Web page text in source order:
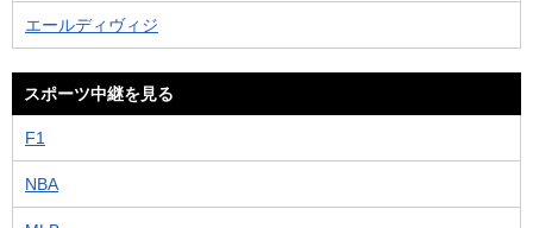
エールディヴィジ
スポーツ中継を見る
F1
NBA